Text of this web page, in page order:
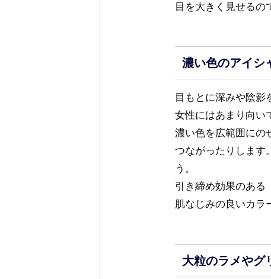
目を大きく見せるの
濃い色のアイシ
目もとに深みや陰影
女性にはあまり向い
濃い色を広範囲にの
つながったりします
う。
引き締め効果のある
肌なじみの良いカラ
大粒のラメやグ